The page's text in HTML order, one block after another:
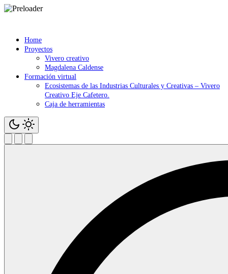
Home
Proyectos
Vivero creativo
Magdalena Caldense
Formación virtual
Ecosistemas de las Industrias Culturales y Creativas – Vivero
Creativo Eje Cafetero.
Caja de herramientas